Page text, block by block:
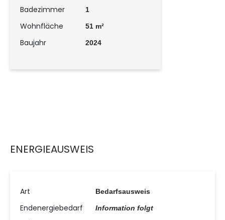
Badezimmer 1
Wohnfläche 51 m²
Baujahr 2024
ENERGIEAUSWEIS
Art Bedarfsausweis
Endenergiebedarf Information folgt